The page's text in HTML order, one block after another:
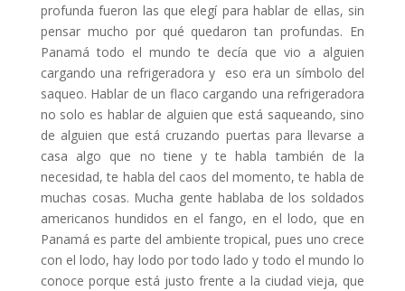
profunda fueron las que elegí para hablar de ellas, sin
pensar mucho por qué quedaron tan profundas. En
Panamá todo el mundo te decía que vio a alguien
cargando una refrigeradora y eso era un símbolo del
saqueo. Hablar de un flaco cargando una refrigeradora
no solo es hablar de alguien que está saqueando, sino
de alguien que está cruzando puertas para llevarse a
casa algo que no tiene y te habla también de la
necesidad, te habla del caos del momento, te habla de
muchas cosas. Mucha gente hablaba de los soldados
americanos hundidos en el fango, en el lodo, que en
Panamá es parte del ambiente tropical, pues uno crece
con el lodo, hay lodo por todo lado y todo el mundo lo
conoce porque está justo frente a la ciudad vieja, que